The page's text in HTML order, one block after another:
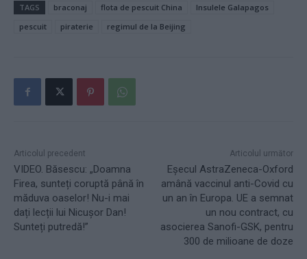
TAGS braconaj flota de pescuit China
Insulele Galapagos
pescuit
piraterie regimul de la Beijing
Articolul precedent
VIDEO. Băsescu: „Doamna
Firea, sunteți coruptă până în
măduva oaselor! Nu-i mai
dați lecții lui Nicușor Dan!
Sunteți putredă!”
Articolul următor
Eșecul AstraZeneca-Oxford
amână vaccinul anti-Covid cu
un an în Europa. UE a semnat
un nou contract, cu
asocierea Sanofi-GSK, pentru
300 de milioane de doze